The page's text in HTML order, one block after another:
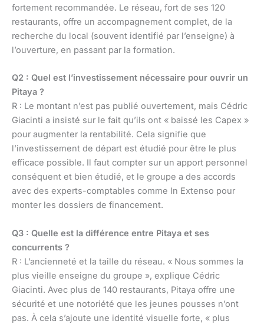
fortement recommandée. Le réseau, fort de ses 120
restaurants, offre un accompagnement complet, de la
recherche du local (souvent identifié par l’enseigne) à
l’ouverture, en passant par la formation.
Q2 : Quel est l’investissement nécessaire pour ouvrir un
Pitaya ?
R : Le montant n’est pas publié ouvertement, mais Cédric
Giacinti a insisté sur le fait qu’ils ont « baissé les Capex »
pour augmenter la rentabilité. Cela signifie que
l’investissement de départ est étudié pour être le plus
efficace possible. Il faut compter sur un apport personnel
conséquent et bien étudié, et le groupe a des accords
avec des experts-comptables comme In Extenso pour
monter les dossiers de financement.
Q3 : Quelle est la différence entre Pitaya et ses
concurrents ?
R : L’ancienneté et la taille du réseau. « Nous sommes la
plus vieille enseigne du groupe », explique Cédric
Giacinti. Avec plus de 140 restaurants, Pitaya offre une
sécurité et une notoriété que les jeunes pousses n’ont
pas. À cela s’ajoute une identité visuelle forte, « plus